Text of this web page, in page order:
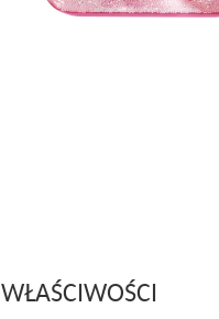
WŁAŚCIWOŚCI